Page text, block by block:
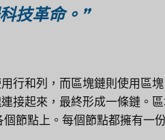
技革命。”
行和列，而區塊鏈則使用區
接起來，最終形成一條鏈。
節點上。每個節點都擁有一